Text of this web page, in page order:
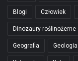
Blogi Człowiek
Dinozaury roślinożerne
Geografia Geologia